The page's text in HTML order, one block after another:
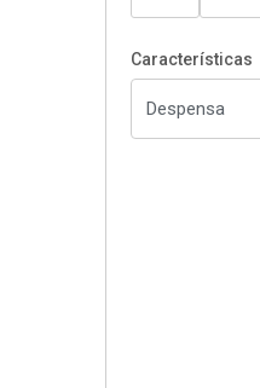
Características